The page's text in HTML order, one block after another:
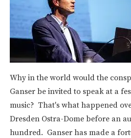
Why in the world would the
Ganser be invited to speak at a
music? That's what happened
Dresden Ostra-Dome before an
hundred. Ganser has made a